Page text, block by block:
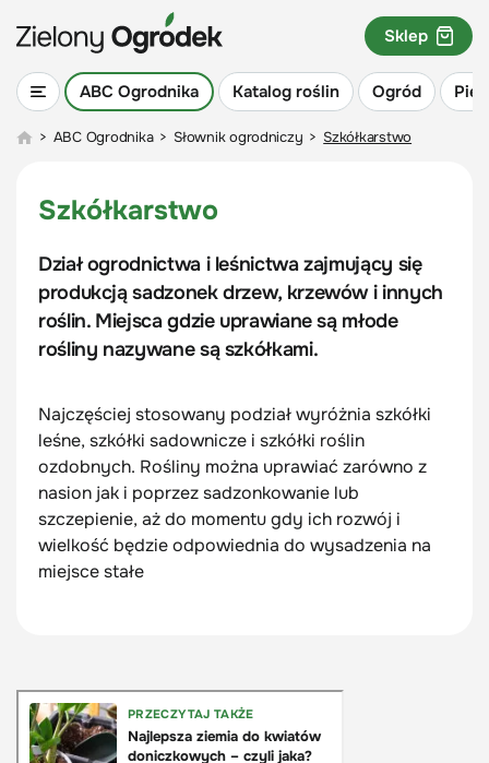
ABC Ogrodnika Katalog roślin Ogród
Sklep
> ABC Ogrodnika > Słownik ogrodniczy > Szkółkarstwo
Szkółkarstwo
Dział ogrodnictwa i leśnictwa zajmujący się
produkcją sadzonek drzew, krzewów i innych
roślin. Miejsca gdzie uprawiane są młode
rośliny nazywane są szkółkami.
Najczęściej stosowany podział wyróżnia szkółki
leśne, szkółki sadownicze i szkółki roślin
ozdobnych. Rośliny można uprawiać zarówno z
nasion jak i poprzez sadzonkowanie lub
szczepienie, aż do momentu gdy ich rozwój i
wielkość będzie odpowiednia do wysadzenia na
miejsce stałe